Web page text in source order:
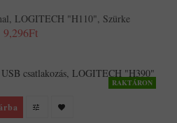
LOGITECH "H110", Szürke
9,296Ft
RAKTÁRON